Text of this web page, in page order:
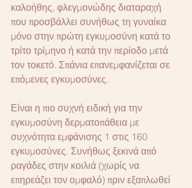
καλοήθης, φλεγμονώδης διαταραχή
που προσβάλλει συνήθως τη γυναίκα
μόνο στην πρώτη εγκυμοσύνη κατά το
τρίτο τρίμηνο ή κατά την περίοδο μετά
τον τοκετό. Σπάνια επανεμφανίζεται σε
επόμενες εγκυμοσύνες.
Είναι η πιο συχνή ειδική για την
εγκυμοσύνη δερματοπάθεια με
συχνότητα εμφάνισης 1 στις 160
εγκυμοσύνες. Συνήθως ξεκινά από
ραγάδες στην κοιλιά (χωρίς να
επηρεάζει τον ομφαλό) πριν εξαπλωθεί